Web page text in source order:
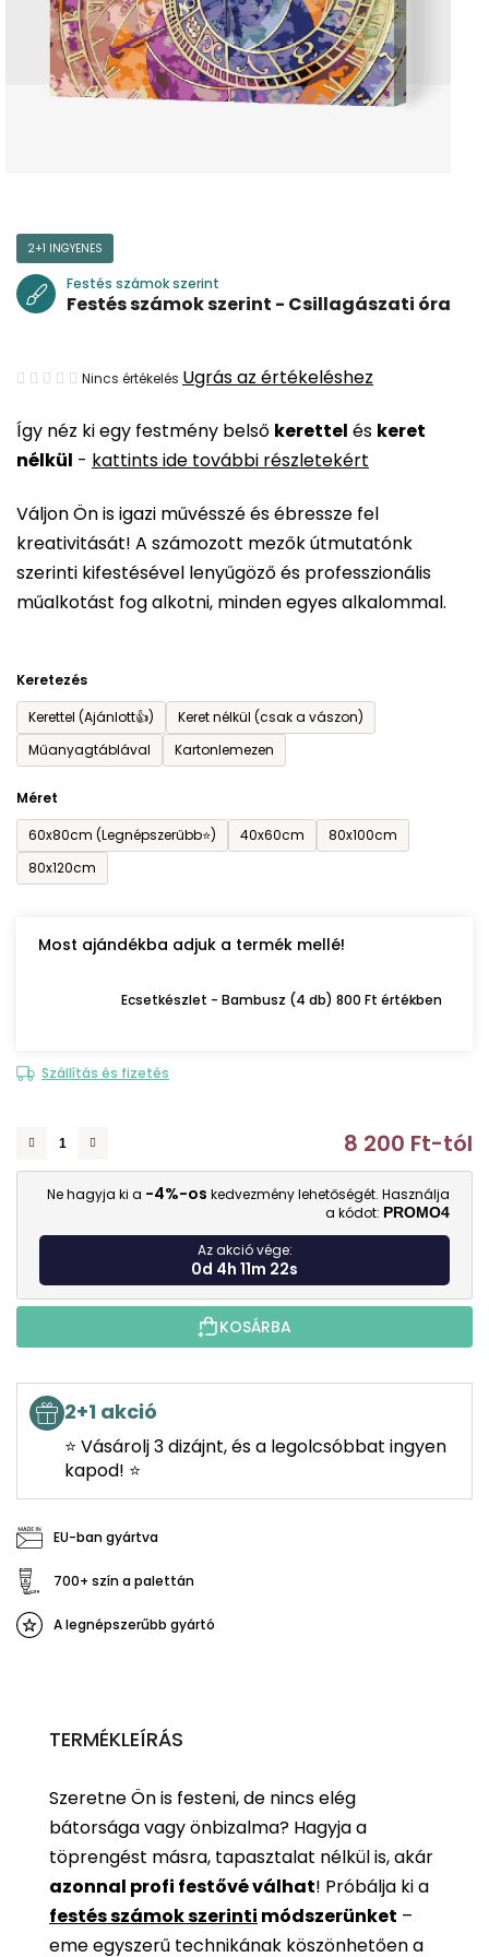
Így néz ki egy festmény belső kerettel és keret
nélkül - kattints ide további részletekért
Váljon Ön is igazi művésszé és ébressze fel
kreativitását! A számozott mezők útmutatónk
szerinti kifestésével lenyűgöző és professzionális
műalkotást fog alkotni, minden egyes alkalommal.
Keretezés
Kerettel (Ajánlott👍)
Keret nélkül (csak a vászon)
Műanyagtáblával
Kartonlemezen
Méret
60x80cm (Legnépszerűbb⭐)
40x60cm
80x100cm
80x120cm
Most ajándékba adjuk a termék mellé!
Ecsetkészlet - Bambusz (4 db) 800 Ft értékben
Szállítás és fizetés
8 200 Ft-tól
Ne hagyja ki a -4%-os kedvezmény lehetőségét. Használja
a kódot: PROMO4
Az akció vége:
0d 4h 11m 21s
KOSÁRBA
2+1 akció
⭐ Vásárolj 3 dizájnt, és a legolcsóbbat ingyen
kapod! ⭐
EU-ban gyártva
700+ szín a palettán
A legnépszerűbb gyártó
2+1 INGYENES
Festés számok szerint
Festés számok szerint - Csillagászati óra
A
átlagos
értékelése
ből
0,0
csillag.
Nincs értékelés Ugrás az értékeléshez
TERMÉKLEÍRÁS
Szeretne Ön is festeni, de nincs elég
bátorsága vagy önbizalma? Hagyja a
töprengést másra, tapasztalat nélkül is, akár
azonnal profi festővé válhat! Próbálja ki a
festés számok szerinti módszerünket –
eme egyszerű technikának köszönhetően a